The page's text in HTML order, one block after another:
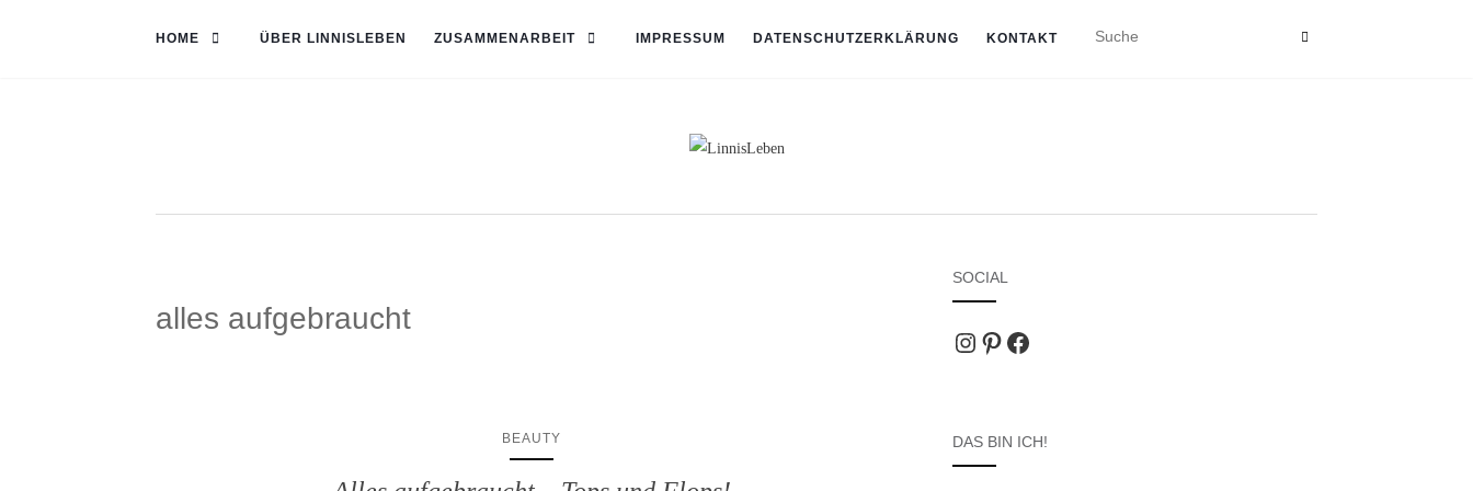
HOME ÜBER LINNISLEBEN ZUSAMMENARBEIT IMPRESSUM DATENSCHUTZERKLÄRUNG KONTAKT
alles aufgebraucht
BEAUTY
SOCIAL
Instagram
PinterestFacebook
DAS BIN ICH!